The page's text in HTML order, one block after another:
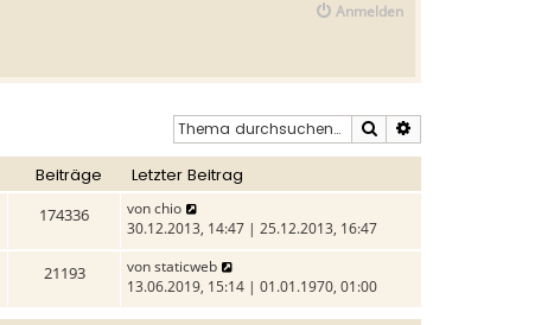
Anmelden
Suche
Beiträge Letzter Beitrag
174336 vonchio
e
u
e
s
t
30.12.2013, 14:47 | 25.12.2013, 16:47
21193 vonstaticweb
e
u
13.06.2019, 15:14 | 01.01.1970, 01:00